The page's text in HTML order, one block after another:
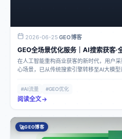
2026-06-25·GEO博客
GEO全场景优化服务｜AI搜索获客·
在人工智能重构商业获客的新时代，用户
心场景，已从传统搜索引擎转移至AI大模型
量身打造的品牌数字化升级服务。
#AI流量 #GEO优化
阅读全文
🚀GEO博客